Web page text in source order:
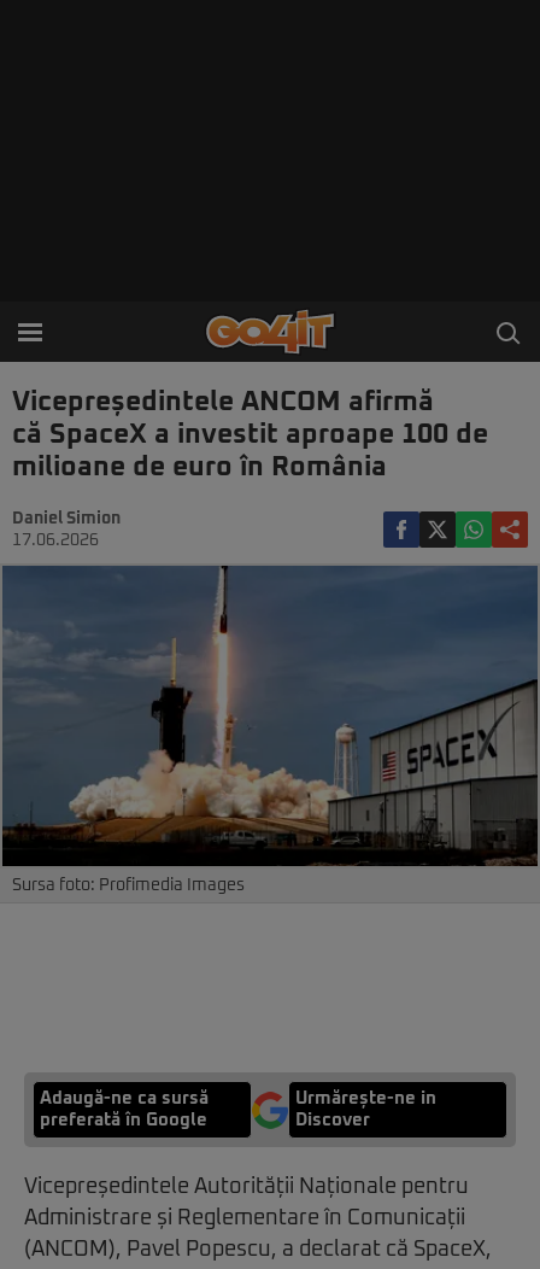
Vicepreședintele ANCOM afirmă
că SpaceX a investit aproape 100 de
milioane de euro în România
Daniel Simion
17.06.2026
Sursa foto: Profimedia Images
Adaugă-ne ca sursă
preferată în Google
Urmărește-ne in
Discover
Vicepreședintele Autorității Naționale pentru
Administrare și Reglementare în Comunicații
(ANCOM), Pavel Popescu, a declarat că SpaceX,